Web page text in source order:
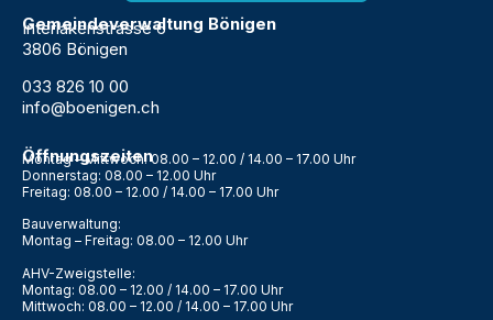
Gemeindeverwaltung Bönigen
Interlakenstrasse 6
3806 Bönigen
033 826 10 00
info@boenigen.ch
Öffnungszeiten
Montag – Mittwoch: 08.00 – 12.00 / 14.00 – 17.00 Uhr
Donnerstag: 08.00 – 12.00 Uhr
Freitag: 08.00 – 12.00 / 14.00 – 17.00 Uhr
Bauverwaltung:
Montag – Freitag: 08.00 – 12.00 Uhr
AHV-Zweigstelle:
Montag: 08.00 – 12.00 / 14.00 – 17.00 Uhr
Mittwoch: 08.00 – 12.00 / 14.00 – 17.00 Uhr